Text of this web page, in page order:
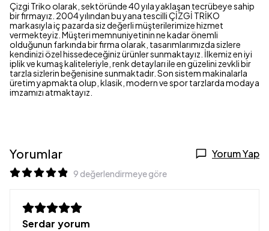
Çizgi Triko olarak, sektöründe 40 yıla yaklaşan tecrübeye sahip
bir firmayız. 2004 yılından bu yana tescilli ÇİZGİ TRİKO
markasıyla iç pazarda siz değerli müşterilerimize hizmet
vermekteyiz. Müşteri memnuniyetinin ne kadar önemli
olduğunun farkında bir firma olarak, tasarımlarımızda sizlere
kendinizi özel hissedeceğiniz ürünler sunmaktayız. İlkemiz en iyi
iplik ve kumaş kaliteleriyle, renk detayları ile en güzelini zevkli bir
tarzla sizlerin beğenisine sunmaktadır. Son sistem makinalarla
üretim yapmakta olup, klasik, modern ve spor tarzlarda modaya
imzamızı atmaktayız.
Yorumlar Yorum Yap
9 değerlendirmeye göre
Serdar yorum